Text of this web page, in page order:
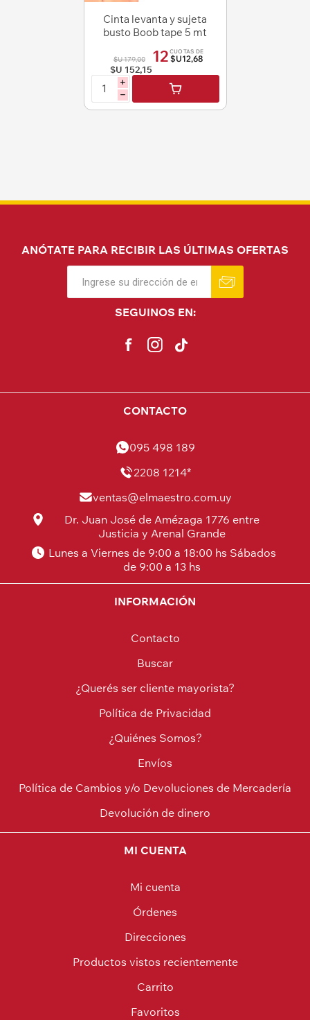
Cinta levanta y sujeta
busto Boob tape 5 mt
$U 179,00
$U 152,15
12 CUOTAS DE
$U12,68
i
h
ANÓTATE PARA RECIBIR LAS ÚLTIMAS OFERTAS
SEGUINOS EN:
CONTACTO
095 498 189
2208 1214*
ventas@elmaestro.com.uy
Dr. Juan José de Amézaga 1776 entre
Justicia y Arenal Grande
Lunes a Viernes de 9:00 a 18:00 hs Sábados
de 9:00 a 13 hs
INFORMACIÓN
Contacto
Buscar
¿Querés ser cliente mayorista?
Política de Privacidad
¿Quiénes Somos?
Envíos
Política de Cambios y/o Devoluciones de Mercadería
Devolución de dinero
MI CUENTA
Mi cuenta
Órdenes
Direcciones
Productos vistos recientemente
Carrito
Favoritos